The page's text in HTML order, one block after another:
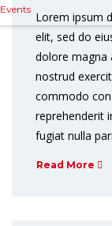
Events
Lorem ipsum
elit, sed do
dolore magna
nostrud
commodo
reprehenderit
fugiat nulla
Read More